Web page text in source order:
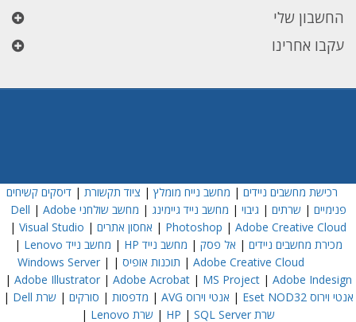
החשבון שלי
עקבו אחרינו
רכישת מחשבים ניידים | מחשב נייח מומלץ | ציוד תקשורת |דיסקים קשיחים
פנימיים | שרתים | גיבוי | מחשב נייד גיימינג | מחשב שולחני Dell | Adobe
Photoshop | Adobe Creative Cloud
| אחסון אתרים |
Visual Studio
|
מכירת מחשבים ניידים | אל פסק | מחשב נייד HP | מחשב נייד Lenovo
|
Adobe Creative Cloud
| תוכנות אופיס |
Windows Server|
Adobe Illustrator| Adobe Acrobat| MS Project| Adobe Indesign
|
אנטי וירוס Eset NOD32
| אנטי וירוס AVG | מדפסות | סורקים | שרת Dell
|
שרת HP
| SQL Server
| שרת Lenovo |